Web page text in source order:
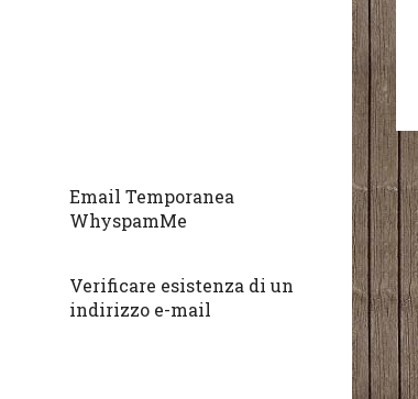
Email Temporanea
WhyspamMe
Verificare esistenza di un
indirizzo e-mail